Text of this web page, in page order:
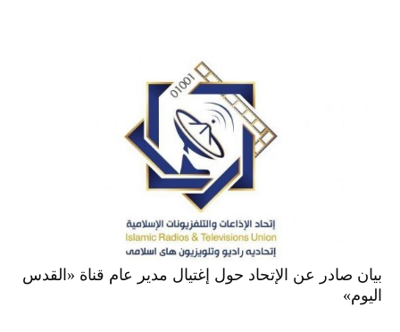
بيان صادر عن الإتحاد حول إغتيال مدير عام قناة «القدس
اليوم»